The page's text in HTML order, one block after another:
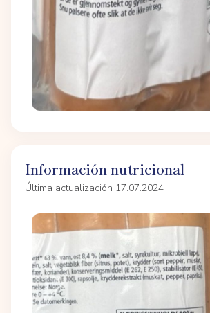
Información nutricional
Última actualización 17.07.2024